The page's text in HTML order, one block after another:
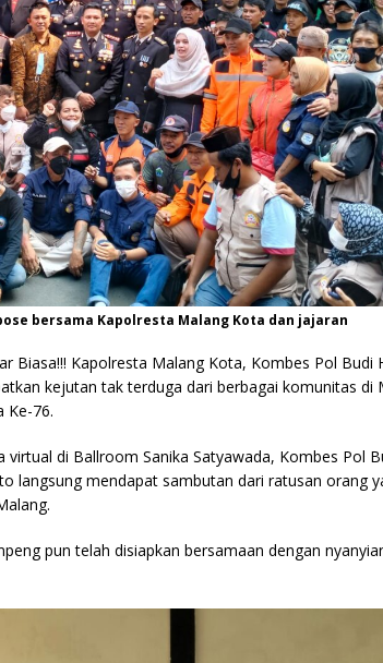
bersama Kapolresta Malang Kota dan jajaran
Biasa!!! Kapolresta Malang Kota, Kombes Pol Budi
kejutan tak terduga dari berbagai komunitas di
Ke-76.
di Ballroom Sanika Satyawada, Kombes Pol
langsung mendapat sambutan dari ratusan orang
pun telah disiapkan bersamaan dengan